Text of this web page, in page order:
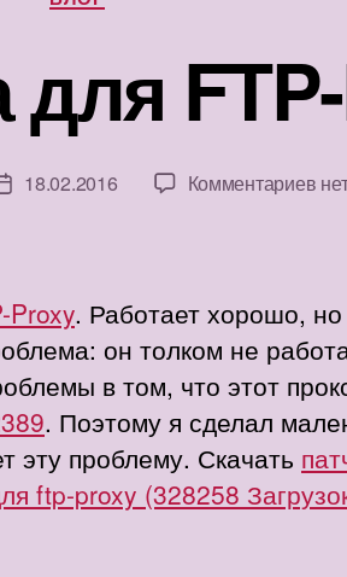
Дата18.02.2016 Комментариевк
Proxy. Работает хорошо, но
он толком не
в том, что этот
. Поэтому я сделал
эту проблему. Скачать
ftp-proxy (328258